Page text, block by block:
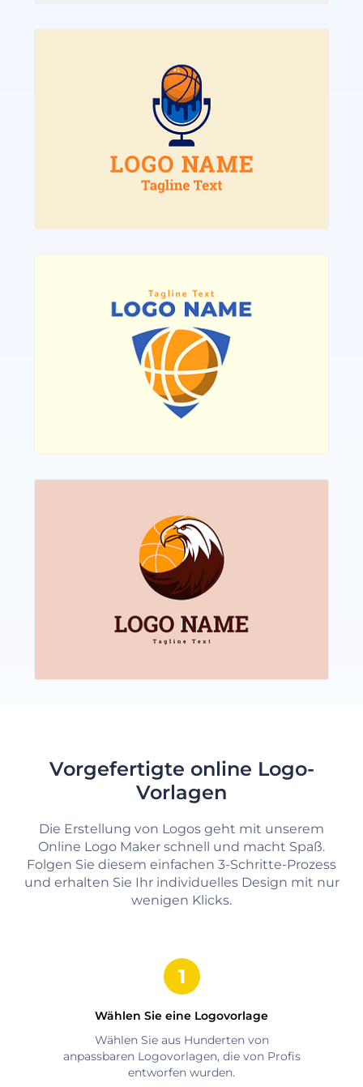
Vorgefertigte online Logo-
Vorlagen
Die Erstellung von Logos geht mit unserem
Online Logo Maker schnell und macht Spaß.
Folgen Sie diesem einfachen 3-Schritte-Prozess
und erhalten Sie Ihr individuelles Design mit nur
wenigen Klicks.
Wählen Sie eine Logovorlage
Wählen Sie aus Hunderten von
anpassbaren Logovorlagen, die von Profis
entworfen wurden.